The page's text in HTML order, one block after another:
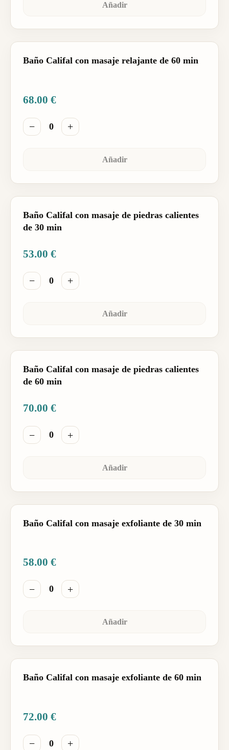
Añadir
Baño Califal con masaje relajante de 60 min
68.00 €
− 0 +
Añadir
Baño Califal con masaje de piedras calientes
de 30 min
53.00 €
− 0 +
Añadir
Baño Califal con masaje de piedras calientes
de 60 min
70.00 €
− 0 +
Añadir
Baño Califal con masaje exfoliante de 30 min
58.00 €
− 0 +
Añadir
Baño Califal con masaje exfoliante de 60 min
72.00 €
− 0 +